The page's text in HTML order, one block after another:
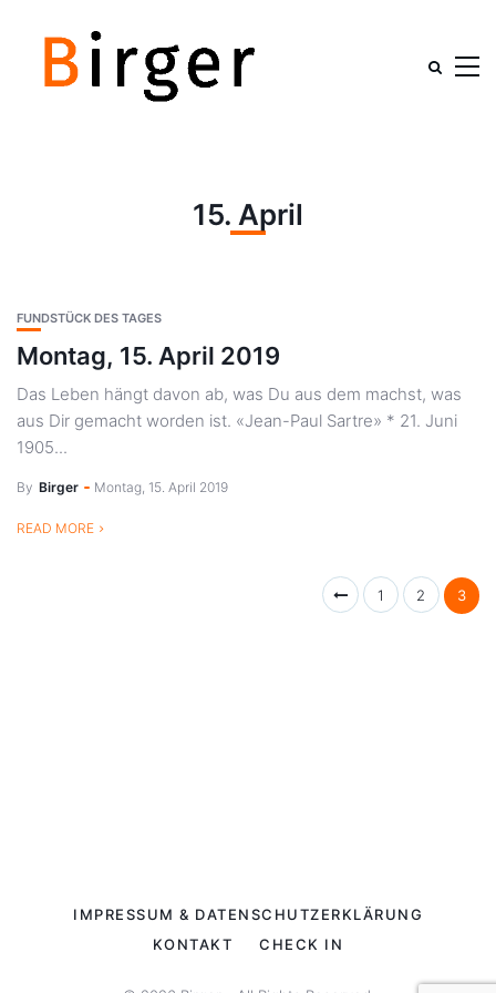
15. April
FUNDSTÜCK DES TAGES
Montag, 15. April 2019
Das Leben hängt davon ab, was Du aus dem machst, was
aus Dir gemacht worden ist. «Jean-Paul Sartre» * 21. Juni
1905...
By Birger Montag, 15. April 2019
READ MORE
1 2 3
IMPRESSUM & DATENSCHUTZERKLÄRUNG
KONTAKT
CHECK IN